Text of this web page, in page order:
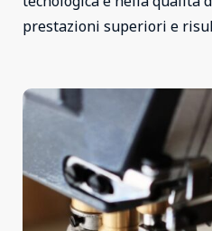
prestazioni superiori e